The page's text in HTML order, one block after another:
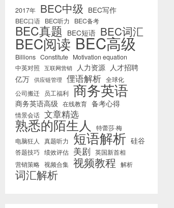
2017年 BEC中级 BEC写作
BEC口语 BEC听力 BEC备考
BEC真题 BEC短语 BEC词汇
BEC阅读 BEC高级
Billions Constitute Motivation equation
中英对照
互联网营销 人力资源 人才招聘
亿万 供应链管理 俚语解析 全球化
公司搬迁
员工福利 商务英语
商务英语高级 在线教育 备考心得
情景会话 文章精选
熟悉的陌生人
特蕾莎·梅
电脑狂人
真题听力 短语解析 硅谷
答题技巧 绩效评估 美剧 英国新首相
营销策略 视频合集 视频教程 解析
词汇解析